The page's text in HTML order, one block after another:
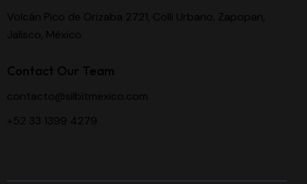
Volcán Pico de Orizaba 2721, Colli Urbano, Zapopan,
Jalisco, México
Contact Our Team
contacto@silbitmexico.com
+52 33 1399 4279